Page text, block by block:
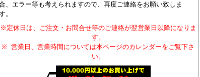
、エラー等も考えられますので、再度ご連絡をお願い致しま
。
※定休日は、ご注文・お問合せ等のご連絡が翌営業日以降になりま
す。
※ 営業日、営業時間については本ページのカレンダーをご覧下さ
い。